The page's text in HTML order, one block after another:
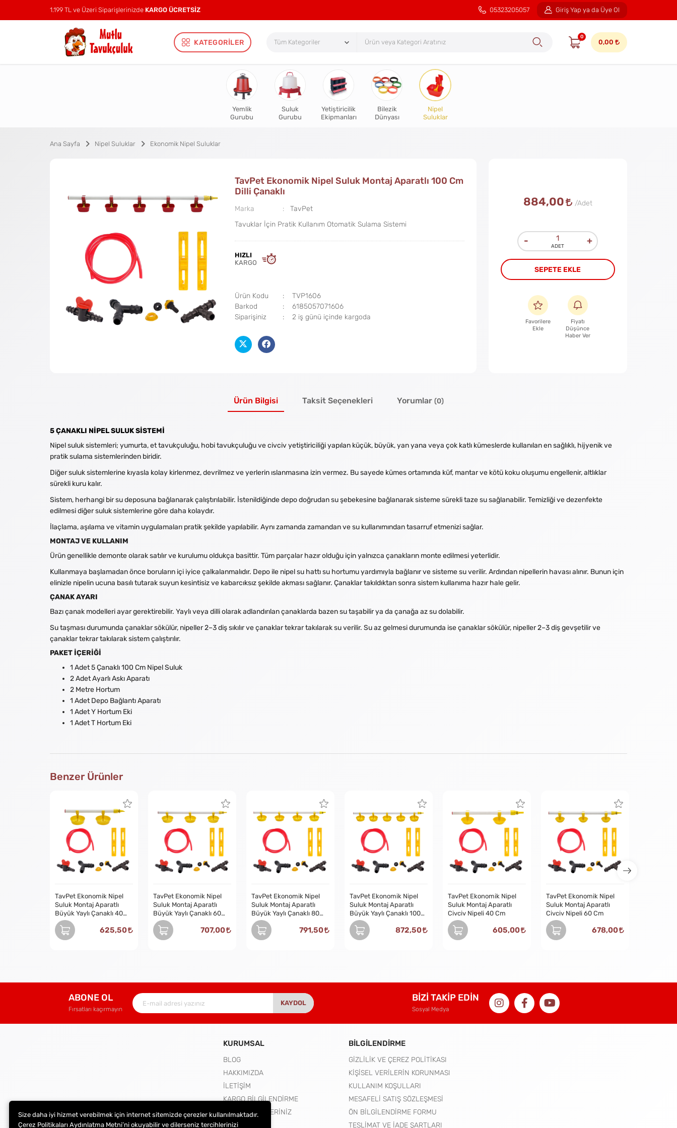
1.199 TL ve Üzeri Siparişlerinizde KARGO ÜCRETSİZ 05323205057 Giriş Yap ya da Üye Ol
KATEGORILER
0
0,00
Yemlik
Gurubu
Suluk
Gurubu
Yetiştiricilik
Ekipmanları
Bilezik
Dünyası
Nipel
Suluklar
Ana Sayfa Nipel Suluklar Ekonomik Nipel Suluklar
TavPet Ekonomik Nipel Suluk Montaj Aparatlı 100 Cm
Dilli Çanaklı
Marka
TavPet
Tavuklar İçin Pratik Kullanım Otomatik Sulama Sistemi
HIZLI
KARGO
Ürün Kodu
TVP1606
Barkod
6185057071606
Siparişiniz
2 iş günü içinde kargoda
884,00
- +
SEPETE EKLE
Favorilere
Ekle
Fiyatı
Düşünce
Haber Ver
Ürün Bilgisi Taksit Seçenekleri Yorumlar (0)
5 ÇANAKLI NİPEL SULUK SİSTEMİ
Nipel suluk sistemleri; yumurta, et tavukçuluğu, hobi tavukçuluğu ve civciv yetiştiriciliği yapılan küçük, büyük, yan yana veya çok katlı kümeslerde kullanılan en sağlıklı, hijyenik ve
pratik sulama sistemlerinden biridir.
Diğer suluk sistemlerine kıyasla kolay kirlenmez, devrilmez ve yerlerin ıslanmasına izin vermez. Bu sayede kümes ortamında küf, mantar ve kötü koku oluşumu engellenir, altlıklar
sürekli kuru kalır.
Sistem, herhangi bir su deposuna bağlanarak çalıştırılabilir. İstenildiğinde depo doğrudan su şebekesine bağlanarak sisteme sürekli taze su sağlanabilir. Temizliği ve dezenfekte
edilmesi diğer suluk sistemlerine göre daha kolaydır.
İlaçlama, aşılama ve vitamin uygulamaları pratik şekilde yapılabilir. Aynı zamanda zamandan ve su kullanımından tasarruf etmenizi sağlar.
MONTAJ VE KULLANIM
Ürün genellikle demonte olarak satılır ve kurulumu oldukça basittir. Tüm parçalar hazır olduğu için yalnızca çanakların monte edilmesi yeterlidir.
Kullanmaya başlamadan önce boruların içi iyice çalkalanmalıdır. Depo ile nipel su hattı su hortumu yardımıyla bağlanır ve sisteme su verilir. Ardından nipellerin havası alınır. Bunun için
elinizle nipelin ucuna basılı tutarak suyun kesintisiz ve kabarcıksız şekilde akması sağlanır. Çanaklar takıldıktan sonra sistem kullanıma hazır hale gelir.
ÇANAK AYARI
Bazı çanak modelleri ayar gerektirebilir. Yaylı veya dilli olarak adlandırılan çanaklarda bazen su taşabilir ya da çanağa az su dolabilir.
Su taşması durumunda çanaklar sökülür, nipeller 2–3 diş sıkılır ve çanaklar tekrar takılarak su verilir. Su az gelmesi durumunda ise çanaklar sökülür, nipeller 2–3 diş gevşetilir ve
çanaklar tekrar takılarak sistem çalıştırılır.
PAKET İÇERİĞİ
1 Adet 5 Çanaklı 100 Cm Nipel Suluk
2 Adet Ayarlı Askı Aparatı
2 Metre Hortum
1 Adet Depo Bağlantı Aparatı
1 Adet Y Hortum Eki
1 Adet T Hortum Eki
Benzer Ürünler
TavPet Ekonomik Nipel
Suluk Montaj Aparatlı
Büyük Yaylı Çanaklı 40
Cm
625,50
TavPet Ekonomik Nipel
Suluk Montaj Aparatlı
Büyük Yaylı Çanaklı 60
Cm
707,00
TavPet Ekonomik Nipel
Suluk Montaj Aparatlı
Büyük Yaylı Çanaklı 80
Cm
791,50
TavPet Ekonomik Nipel
Suluk Montaj Aparatlı
Büyük Yaylı Çanaklı 100
Cm
872,50
TavPet Ekonomik Nipel
Suluk Montaj Aparatlı
Civciv Nipeli 40 Cm
605,00
TavPet Ekonomik Nipel
Suluk Montaj Aparatlı
Civciv Nipeli 60 Cm
678,00
ABONE OL
Fırsatları kaçırmayın
KAYDOL
BİZİ TAKİP EDİN
Sosyal Medya
KURUMSAL
BLOG
HAKKIMIZDA
İLETİŞİM
KARGO BİLGİLENDİRME
MERAK ETTİKLERİNİZ
BİLGİLENDİRME
GİZLİLİK VE ÇEREZ POLİTİKASI
KİŞİSEL VERİLERİN KORUNMASI
KULLANIM KOŞULLARI
MESAFELİ SATIŞ SÖZLEŞMESİ
ÖN BİLGİLENDİRME FORMU
TESLİMAT VE İADE ŞARTLARI
Size daha iyi hizmet verebilmek için internet sitemizde çerezler kullanılmaktadır.
Çerez Politikaları Aydınlatma Metni’ni okuyabilir ve dilerseniz tercihlerinizi